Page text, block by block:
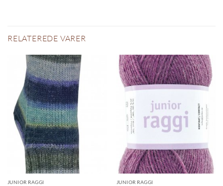
RELATEREDE VARER
JUNIOR RAGGI JUNIOR RAGGI